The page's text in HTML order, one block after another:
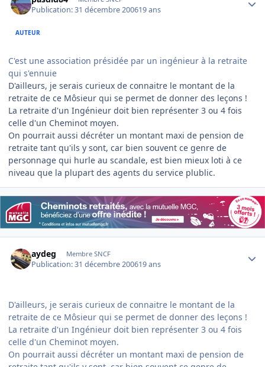
Publication:31 décembre 200619 ans
AUTEUR
C'est une association présidée par un ingénieur à la retraite
qui s'ennuie
D'ailleurs, je serais curieux de connaitre le montant de la
retraite de ce Môsieur qui se permet de donner des leçons !
La retraite d'un Ingénieur doit bien représenter 3 ou 4 fois
celle d'un Cheminot moyen.
On pourrait aussi décréter un montant maxi de pension de
retraite tant qu'ils y sont, car bien souvent ce genre de
personnage qui hurle au scandale, est bien mieux loti à ce
niveau que la plupart des agents du service plublic.
aydeg Membre SNCF
Publication:31 décembre 200619 ans
D'ailleurs, je serais curieux de connaitre le montant de la
retraite de ce Môsieur qui se permet de donner des leçons !
La retraite d'un Ingénieur doit bien représenter 3 ou 4 fois
celle d'un Cheminot moyen.
On pourrait aussi décréter un montant maxi de pension de